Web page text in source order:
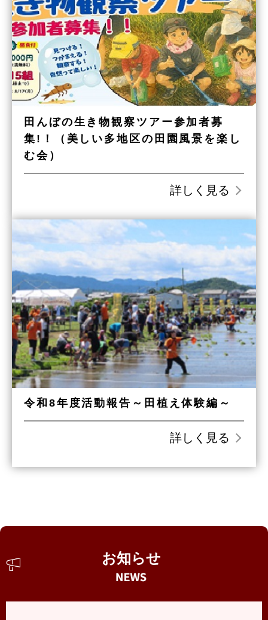
田んぼの生き物観察ツアー参加者募
集!！（美しい多地区の田園風景を楽し
む会）
詳しく見る
令和8年度活動報告～田植え体験編～
詳しく見る
お知らせ